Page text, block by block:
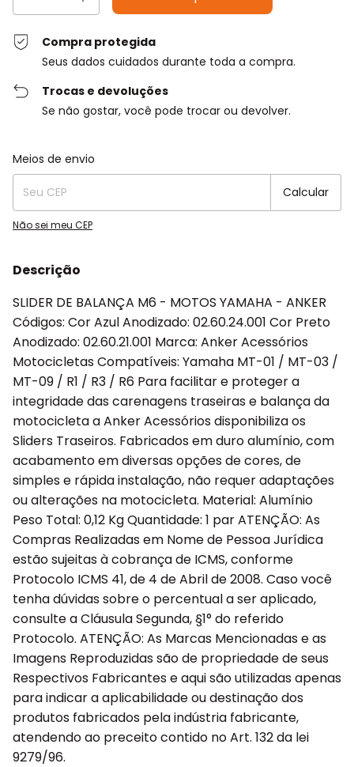
Compra protegida
Seus dados cuidados durante toda a compra.
Trocas e devoluções
Se não gostar, você pode trocar ou devolver.
Entregas para o CEP:
Meios de envio
Calcular
Não sei meu CEP
Descrição
SLIDER DE BALANÇA M6 - MOTOS YAMAHA - ANKER
Códigos: Cor Azul Anodizado: 02.60.24.001 Cor Preto
Anodizado: 02.60.21.001 Marca: Anker Acessórios
Motocicletas Compatíveis: Yamaha MT-01 / MT-03 /
MT-09 / R1 / R3 / R6 Para facilitar e proteger a
integridade das carenagens traseiras e balança da
motocicleta a Anker Acessórios disponibiliza os
Sliders Traseiros. Fabricados em duro alumínio, com
acabamento em diversas opções de cores, de
simples e rápida instalação, não requer adaptações
ou alterações na motocicleta. Material: Alumínio
Peso Total: 0,12 Kg Quantidade: 1 par ATENÇÃO: As
Compras Realizadas em Nome de Pessoa Jurídica
estão sujeitas à cobrança de ICMS, conforme
Protocolo ICMS 41, de 4 de Abril de 2008. Caso você
tenha dúvidas sobre o percentual a ser aplicado,
consulte a Cláusula Segunda, §1° do referido
Protocolo. ATENÇÃO: As Marcas Mencionadas e as
Imagens Reproduzidas são de propriedade de seus
Respectivos Fabricantes e aqui são utilizadas apenas
para indicar a aplicabilidade ou destinação dos
produtos fabricados pela indústria fabricante,
atendendo ao preceito contido no Art. 132 da lei
9279/96.